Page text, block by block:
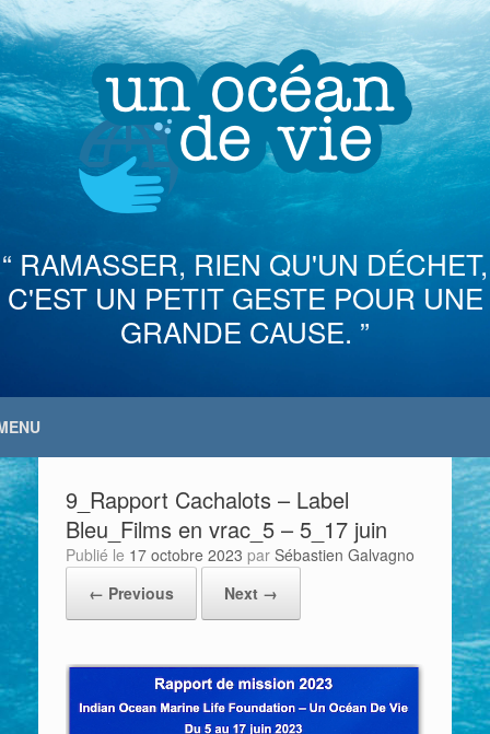
Skip
to
content
“ RAMASSER, RIEN QU'UN DÉCHET,
C'EST UN PETIT GESTE POUR UNE
GRANDE CAUSE. ”
9_Rapport Cachalots – Label
Bleu_Films en vrac_5 – 5_17 juin
Publié le 17 octobre 2023 par Sébastien Galvagno
← Previous
Next →